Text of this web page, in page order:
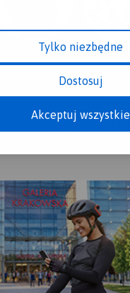
Tylko niezbędne
Dostosuj
Akceptuj wszystkie